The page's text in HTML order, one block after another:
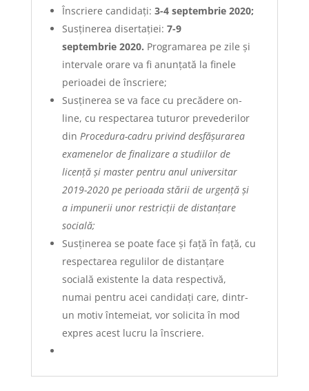
Înscriere candidați: 3-4 septembrie 2020;
Susținerea disertației: 7-9
septembrie 2020. Programarea pe zile și
intervale orare va fi anunțată la finele
perioadei de înscriere;
Susținerea se va face cu precădere on-
line, cu respectarea tuturor prevederilor
din Procedura-cadru privind desfășurarea
examenelor de finalizare a studiilor de
licență și master pentru anul universitar
2019-2020 pe perioada stării de urgență și
a impunerii unor restricții de distanțare
socială;
Susținerea se poate face și față în față, cu
respectarea regulilor de distanțare
socială existente la data respectivă,
numai pentru acei candidați care, dintr-
un motiv întemeiat, vor solicita în mod
expres acest lucru la înscriere.